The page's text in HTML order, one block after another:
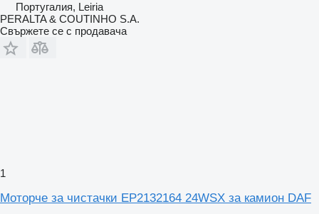
Португалия, Leiria
PERALTA & COUTINHO S.A.
Свържете се с продавача
1
Моторче за чистачки EP2132164 24WSX за камион DAF